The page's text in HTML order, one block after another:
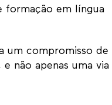
formação em língua
um compromisso de
não apenas uma via